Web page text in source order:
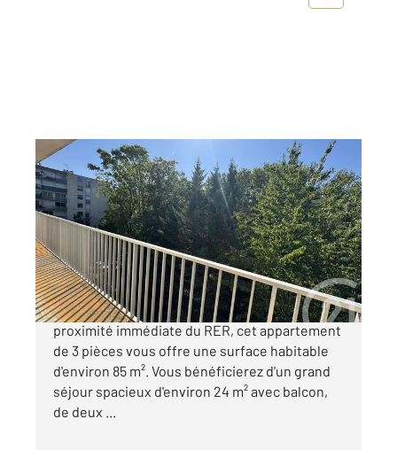
RIS ORANGIS 91
84,45 m2, 3 pièces
Ref : 5441
Appartement F3 à vendre
148 000 €
Situé d'un immeuble avec ascenseur, à
proximité immédiate du RER, cet appartement
de 3 pièces vous offre une surface habitable
d'environ 85 m². Vous bénéficierez d'un grand
séjour spacieux d'environ 24 m² avec balcon,
de deux ...